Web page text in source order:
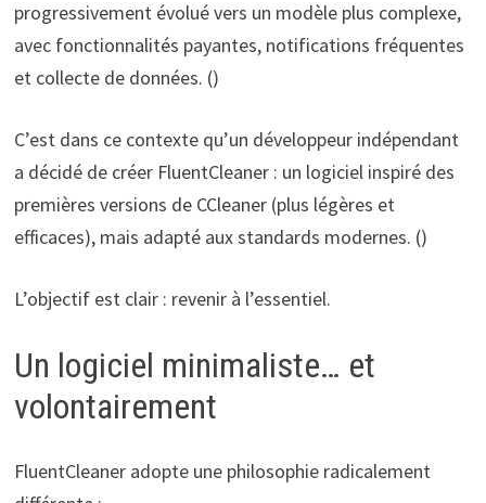
progressivement évolué vers un modèle plus complexe,
avec fonctionnalités payantes, notifications fréquentes
et collecte de données. ()
C’est dans ce contexte qu’un développeur indépendant
a décidé de créer FluentCleaner : un logiciel inspiré des
premières versions de CCleaner (plus légères et
efficaces), mais adapté aux standards modernes. ()
L’objectif est clair : revenir à l’essentiel.
Un logiciel minimaliste… et
volontairement
FluentCleaner adopte une philosophie radicalement